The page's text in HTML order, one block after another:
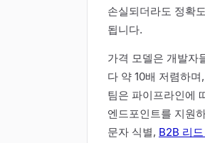
손실되더라도 정확
됩니다.
가격 모델은 개발자
다 약 10배 저렴하
팀은 파이프라인에
엔드포인트를 지원
문자 식별, B2B 리